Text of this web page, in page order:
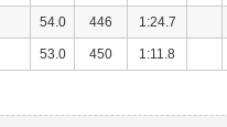
54.0 446 1:24.7
53.0 450 1:11.8